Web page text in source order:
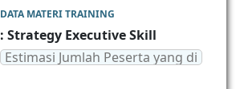
DATA MATERI TRAINING
: Strategy Executive Skill